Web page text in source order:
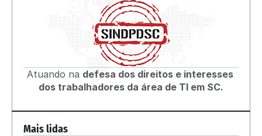
Atuando na defesa dos direitos e interesses
dos trabalhadores da área de TI em SC.
Mais lidas